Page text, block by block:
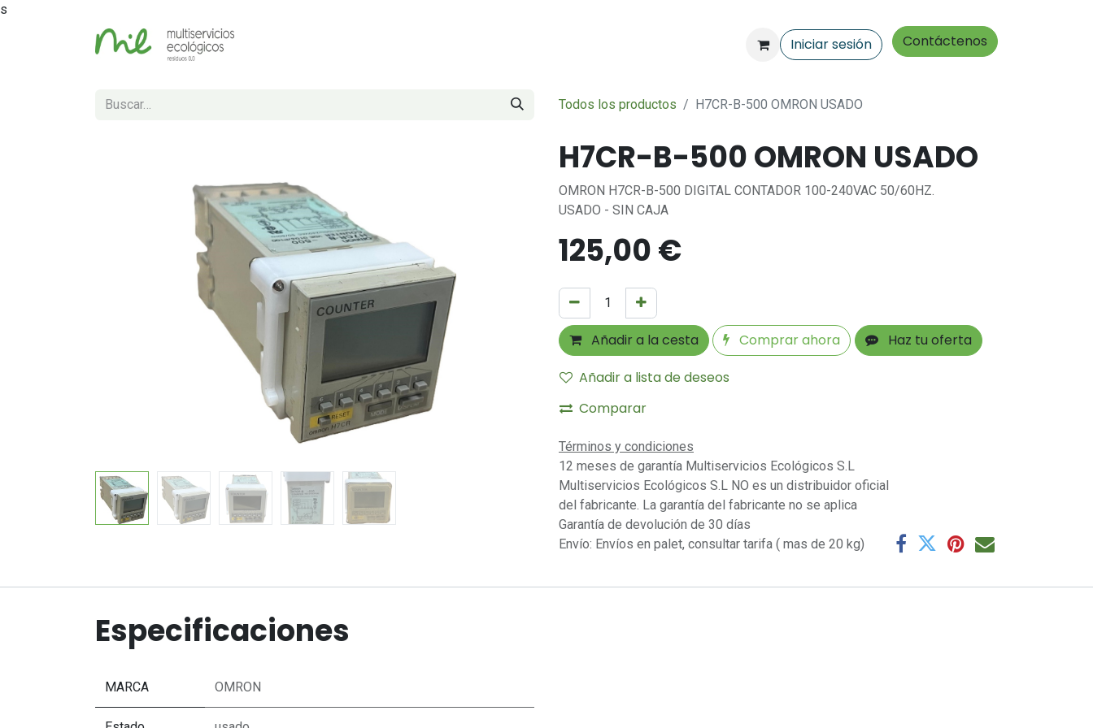
s
Iniciar sesión Contáctenos
Todos los productos H7CR-B-500 OMRON USADO
H7CR-B-500 OMRON USADO
OMRON H7CR-B-500 DIGITAL CONTADOR 100-240VAC 50/60HZ.
USADO - SIN CAJA
125,00€
Añadir a la cesta Comprar ahora
Haz tu oferta
Añadir a lista de deseos
Comparar
Términos y condiciones
12 meses de garantía Multiservicios Ecológicos S.L
Multiservicios Ecológicos S.L NO es un distribuidor oficial
del fabricante. La garantía del fabricante no se aplica
Garantía de devolución de 30 días
Envío: Envíos en palet, consultar tarifa ( mas de 20 kg)
Especificaciones
MARCA OMRON